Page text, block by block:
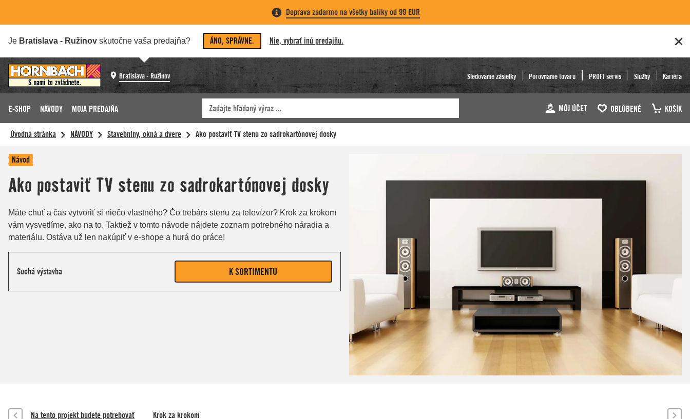
Doprava zadarmo na všetky balíky od 99 EUR
Je Bratislava - Ružinov skutočne vaša predajňa? ÁNO, SPRÁVNE. Nie, vybrať inú predajňu.
Bratislava - Ružinov Sledovanie zásielky Porovnanie tovaru PROFI servis Služby Kariéra
E-SHOP NÁVODY MOJA PREDAJŇA MÔJ ÚČET OBĽÚBENÉ KOŠÍK